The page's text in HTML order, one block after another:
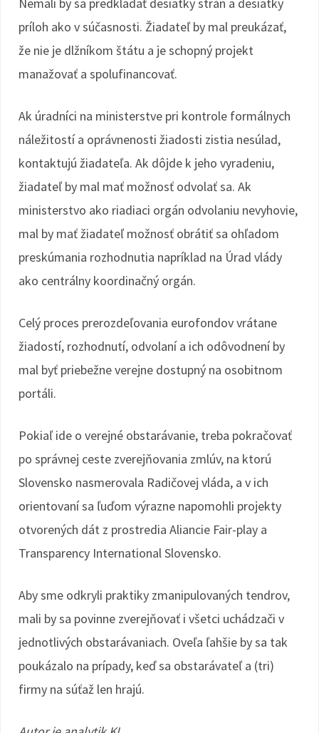
príloh ako v súčasnosti. Žiadateľ by mal preukázať,
že nie je dlžníkom štátu a je schopný projekt
manažovať a spolufinancovať.
Ak úradníci na ministerstve pri kontrole formálnych
náležitostí a oprávnenosti žiadosti zistia nesúlad,
kontaktujú žiadateľa. Ak dôjde k jeho vyradeniu,
žiadateľ by mal mať možnosť odvolať sa. Ak
ministerstvo ako riadiaci orgán odvolaniu nevyhovie,
mal by mať žiadateľ možnosť obrátiť sa ohľadom
preskúmania rozhodnutia napríklad na Úrad vlády
ako centrálny koordinačný orgán.
Celý proces prerozdeľovania eurofondov vrátane
žiadostí, rozhodnutí, odvolaní a ich odôvodnení by
mal byť priebežne verejne dostupný na osobitnom
portáli.
Pokiaľ ide o verejné obstarávanie, treba pokračovať
po správnej ceste zverejňovania zmlúv, na ktorú
Slovensko nasmerovala Radičovej vláda, a v ich
orientovaní sa ľuďom výrazne napomohli projekty
otvorených dát z prostredia Aliancie Fair-play a
Transparency International Slovensko.
Aby sme odkryli praktiky zmanipulovaných tendrov,
mali by sa povinne zverejňovať i všetci uchádzači v
jednotlivých obstarávaniach. Oveľa ľahšie by sa tak
poukázalo na prípady, keď sa obstarávateľ a (tri)
firmy na súťaž len hrajú.